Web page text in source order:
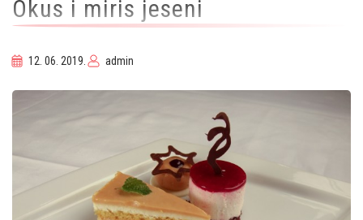
Okus i miris jeseni
12. 06. 2019. admin